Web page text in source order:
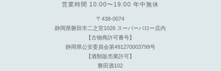
営業時間 10:00〜19:00 年中無休
〒438-0074
静岡県磐田市二之宮1026 スーパーバロー店内
【古物商許可番号】
静岡県公安委員会第491270003799号
【酒類販売業許可】
磐田酒102